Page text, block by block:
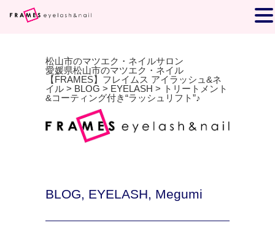
松山市のマツエク・ネイルサロン
愛媛県松山市のマツエク・ネイル
【FRAMES】フレイムス アイラッシュ&ネ
イル > BLOG > EYELASH > トリートメント
&コーティング付き“ラッシュリフト”♪
BLOG, EYELASH, Megumi